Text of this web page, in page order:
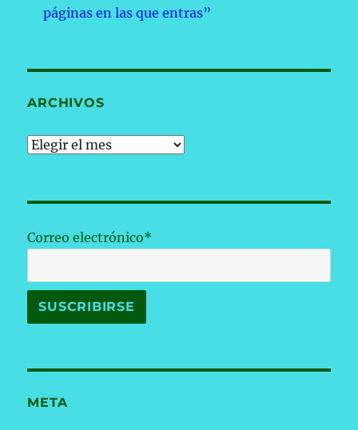
páginas en las que entras”
ARCHIVOS
Archivos
Correo electrónico*
META